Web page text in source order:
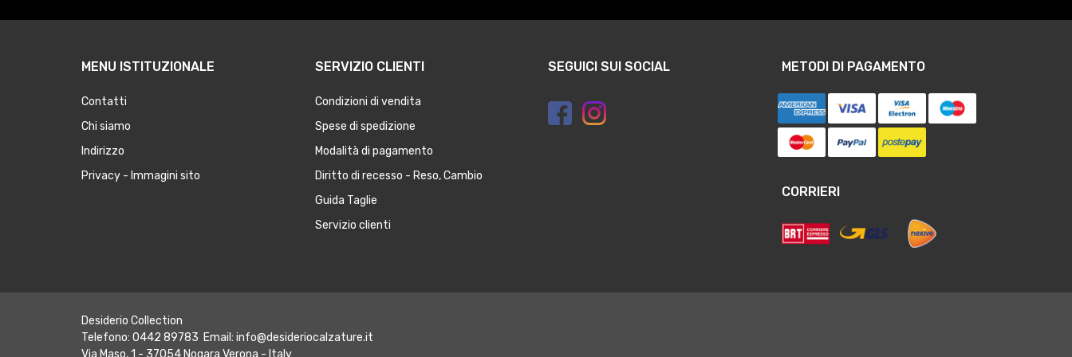
MENU ISTITUZIONALE
Contatti
Chi siamo
Indirizzo
Privacy - Immagini sito
SERVIZIO CLIENTI
Condizioni di vendita
Spese di spedizione
Modalità di pagamento
Diritto di recesso - Reso, Cambio
Guida Taglie
Servizio clienti
SEGUICI SUI SOCIAL METODI DI PAGAMENTO
CORRIERI
Desiderio Collection
Telefono: 0442 89783 Email: info@desideriocalzature.it
Via Maso, 1 - 37054 Nogara Verona - Italy